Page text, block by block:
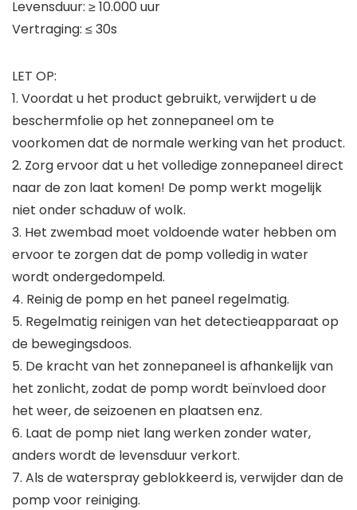
Levensduur: ≥ 10.000 uur
Vertraging: ≤ 30s
LET OP:
1. Voordat u het product gebruikt, verwijdert u de
beschermfolie op het zonnepaneel om te
voorkomen dat de normale werking van het product.
2. Zorg ervoor dat u het volledige zonnepaneel direct
naar de zon laat komen! De pomp werkt mogelijk
niet onder schaduw of wolk.
3. Het zwembad moet voldoende water hebben om
ervoor te zorgen dat de pomp volledig in water
wordt ondergedompeld.
4. Reinig de pomp en het paneel regelmatig.
5. Regelmatig reinigen van het detectieapparaat op
de bewegingsdoos.
5. De kracht van het zonnepaneel is afhankelijk van
het zonlicht, zodat de pomp wordt beïnvloed door
het weer, de seizoenen en plaatsen enz.
6. Laat de pomp niet lang werken zonder water,
anders wordt de levensduur verkort.
7. Als de waterspray geblokkeerd is, verwijder dan de
pomp voor reiniging.